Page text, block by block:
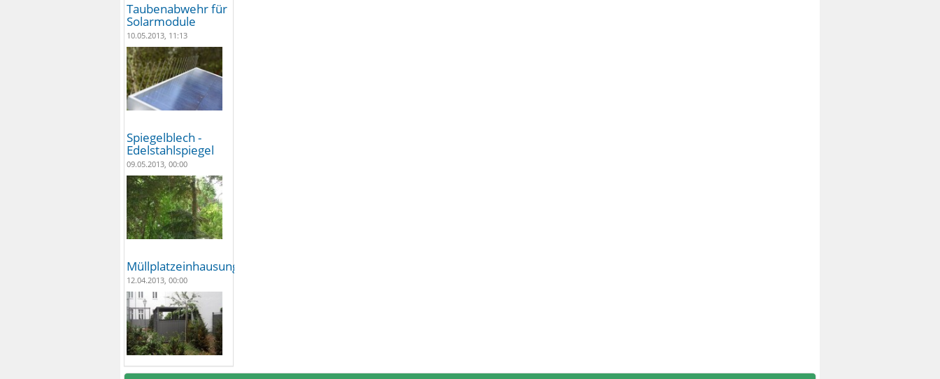
Taubenabwehr für
Solarmodule
10.05.2013, 11:13
Spiegelblech -
Edelstahlspiegel
09.05.2013, 00:00
Müllplatzeinhausungen
12.04.2013, 00:00